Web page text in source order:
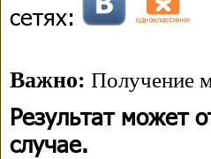
сетях:
Важно: Получение
Результат может
случае.